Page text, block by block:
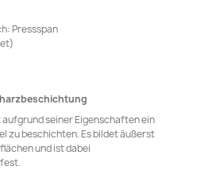
Pressspan
aufgrund seiner Eigenschaften ein
zu beschichten. Es bildet äußerst
und ist dabei